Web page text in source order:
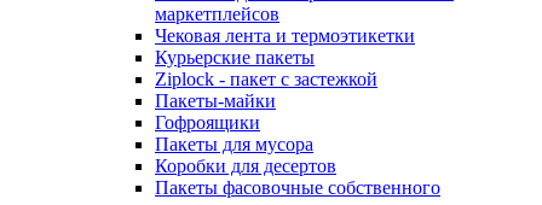
маркетплейсов
Чековая лента и термоэтикетки
Курьерские пакеты
Ziplock - пакет с застежкой
Пакеты-майки
Гофроящики
Пакеты для мусора
Коробки для десертов
Пакеты фасовочные собственного